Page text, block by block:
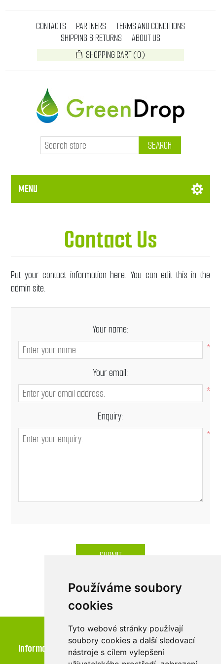
Používáme soubory
cookies
Tyto webové stránky používají
soubory cookies a další sledovací
nástroje s cílem vylepšení
CONTACTS PARTNERS
TERMS AND CONDITIONS
SHIPPING & RETURNS
ABOUT US
SHOPPING CART(0)
SEARCH
MENU
Contact Us
Put your contact information here. You can edit this in the
admin site.
Your name:
*
Your email:
*
Enquiry:
*
SUBMIT
Information